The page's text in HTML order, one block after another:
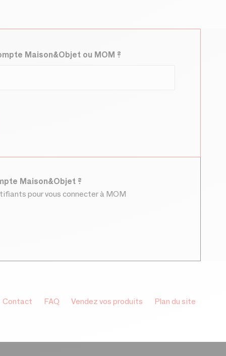
Maison&Objet ou MOM ?
Maison&Objet ?
pour vous connecter à MOM
Contact FAQ Vendez vos produits Plan du site